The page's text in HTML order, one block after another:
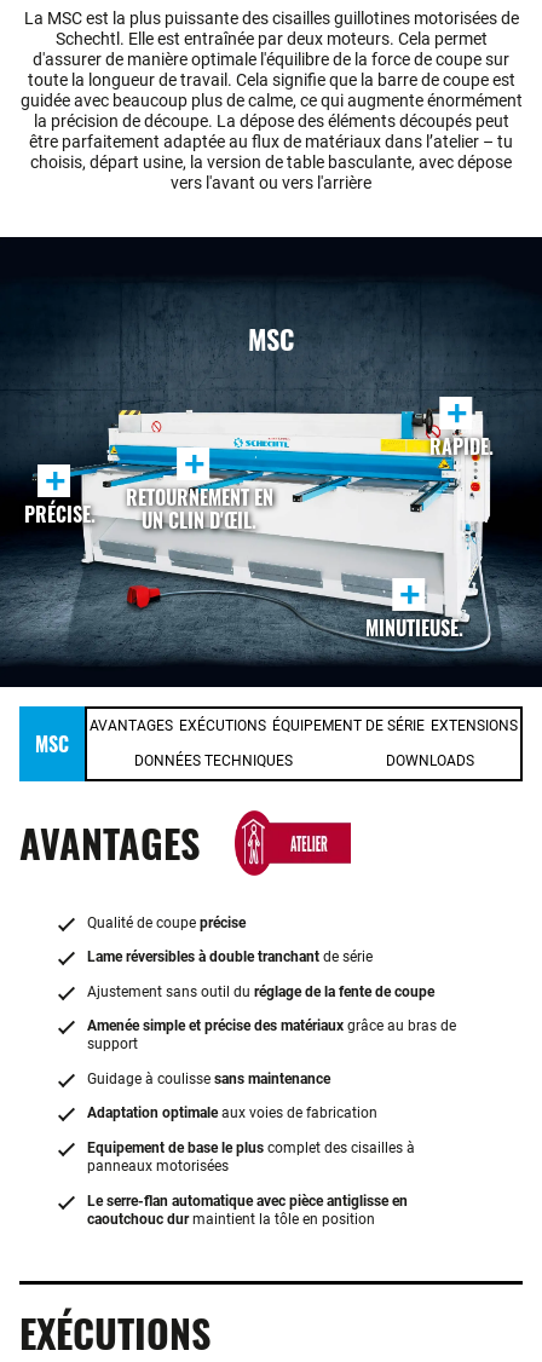
La MSC est la plus puissante des cisailles guillotines motorisées de
Schechtl. Elle est entraînée par deux moteurs. Cela permet
d'assurer de manière optimale l'équilibre de la force de coupe sur
toute la longueur de travail. Cela signifie que la barre de coupe est
guidée avec beaucoup plus de calme, ce qui augmente énormément
la précision de découpe. La dépose des éléments découpés peut
être parfaitement adaptée au flux de matériaux dans l’atelier – tu
choisis, départ usine, la version de table basculante, avec dépose
vers l'avant ou vers l'arrière
MSC
+
RETOURNEMENT EN
UN CLIN D'ŒIL.
+
RAPIDE.
+
PRÉCISE.
+
MINUTIEUSE.
MSC
AVANTAGES EXÉCUTIONS ÉQUIPEMENT DE SÉRIE EXTENSIONS
DONNÉES TECHNIQUES DOWNLOADS
AVANTAGES
Qualité de coupe précise
Lame réversibles à double tranchant de série
Ajustement sans outil du réglage de la fente de coupe
Amenée simple et précise des matériaux grâce au bras de
support
Guidage à coulisse sans maintenance
Adaptation optimaleaux voies de fabrication
Equipement de base le plus complet des cisailles à
panneaux motorisées
Le serre-flan automatique avec pièce antiglisse en
caoutchouc durmaintient la tôle en position
EXÉCUTIONS